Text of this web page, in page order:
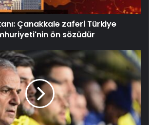
Çanakkale zaferi Türkiye
ön sözüdür